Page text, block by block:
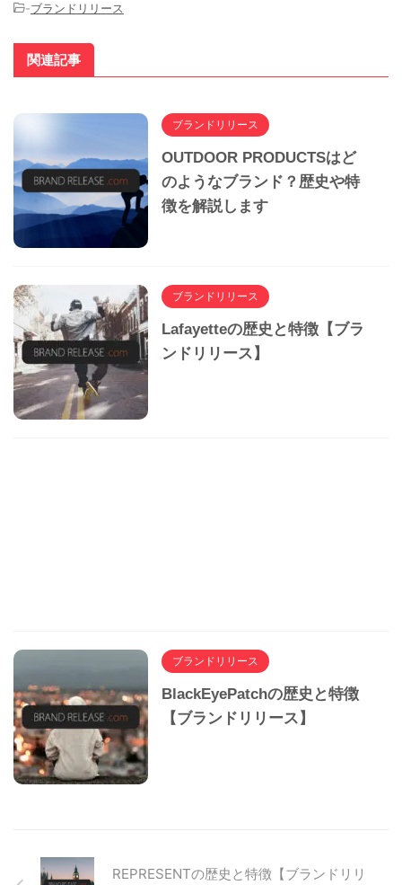
-ブランドリリース
関連記事
ブランドリリース
OUTDOOR PRODUCTSはど
のようなブランド？歴史や特
徴を解説します
ブランドリリース
Lafayetteの歴史と特徴【ブラ
ンドリリース】
ブランドリリース
BlackEyePatchの歴史と特徴
【ブランドリリース】
REPRESENTの歴史と特徴【ブランドリリ